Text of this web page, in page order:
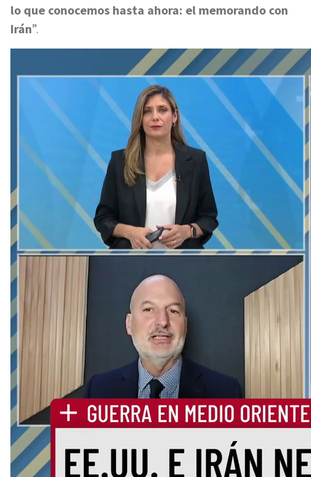
lo que conocemos hasta ahora: el memorando con
Irán”.